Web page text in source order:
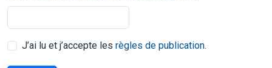
J’ai lu et j’accepte les règles de publication.